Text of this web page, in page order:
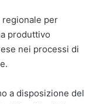
regionale per
produttivo
nei processi di
a disposizione del